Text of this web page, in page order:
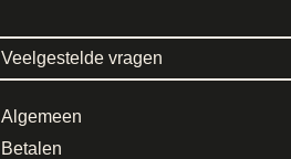
Veelgestelde vragen
Algemeen
Betalen